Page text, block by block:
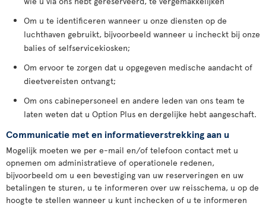
Om u te identificeren wanneer u onze diensten op de
luchthaven gebruikt, bijvoorbeeld wanneer u incheckt bij onze
balies of selfservicekiosken;
Om ervoor te zorgen dat u opgegeven medische aandacht of
dieetvereisten ontvangt;
Om ons cabinepersoneel en andere leden van ons team te
laten weten dat u Option Plus en dergelijke hebt aangeschaft.
Communicatie met en informatieverstrekking aan u
Mogelijk moeten we per e-mail en/of telefoon contact met u
opnemen om administratieve of operationele redenen,
bijvoorbeeld om u een bevestiging van uw reserveringen en uw
betalingen te sturen, u te informeren over uw reisschema, u op de
hoogte te stellen wanneer u kunt inchecken of u te informeren